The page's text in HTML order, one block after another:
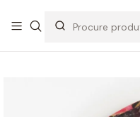
OFERTA DE PORTES DE
80€ de artigos sem